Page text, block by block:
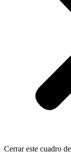
Cerrar este cuadro